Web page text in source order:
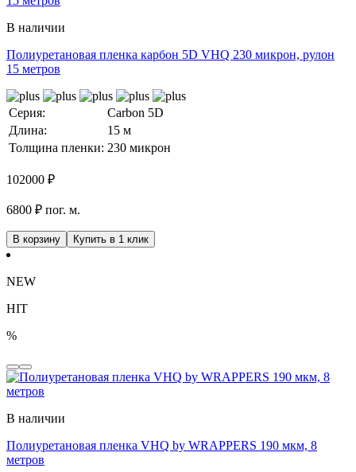
В наличии
Полиуретановая пленка карбон 5D VHQ 230 микрон, рулон
15 метров
Серия:
Carbon 5D
Длина:
15 м
Толщина пленки: 230 микрон
102000 ₽
6800 ₽ пог. м.
В корзину Купить в 1 клик
NEW
HIT
%
В наличии
Полиуретановая пленка VHQ by WRAPPERS 190 мкм, 8
метров